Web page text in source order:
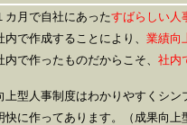
月で自社にあったすばらしい人
で作成することにより、 業績向
で作ったものだからこそ、 社内
型人事制度はわかりやすくシン
快に作ってあります。（成果向上